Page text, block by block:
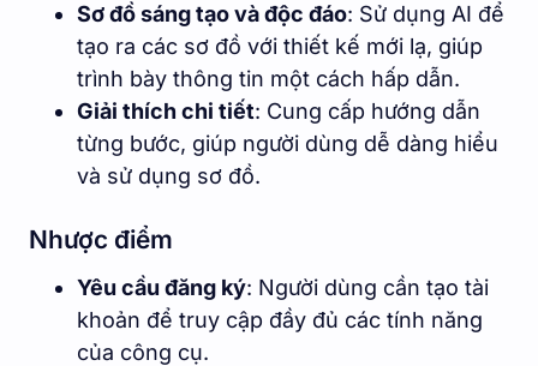
Sơ đồ sáng tạo và độc đáo: Sử dụng AI để
tạo ra các sơ đồ với thiết kế mới lạ, giúp
trình bày thông tin một cách hấp dẫn.
Giải thích chi tiết: Cung cấp hướng dẫn
từng bước, giúp người dùng dễ dàng hiểu
và sử dụng sơ đồ.
Nhược điểm
Yêu cầu đăng ký: Người dùng cần tạo tài
khoản để truy cập đầy đủ các tính năng
của công cụ.